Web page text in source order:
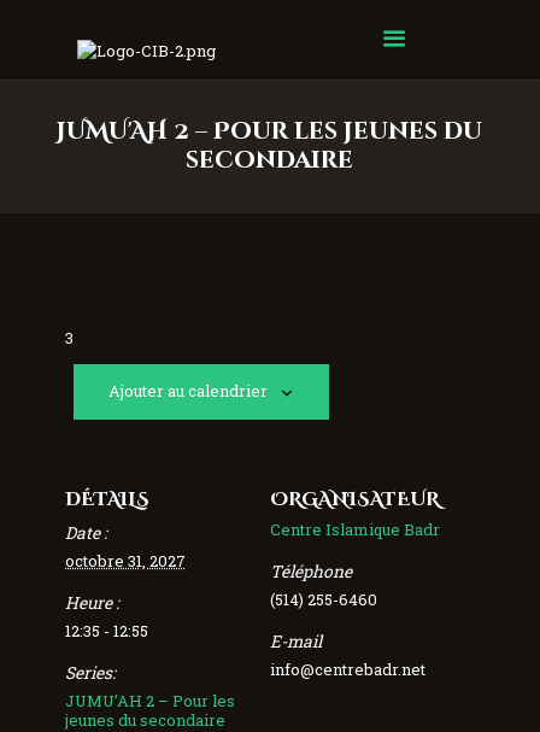
JUMU'AH 2 – Pour les jeunes du
secondaire
Centre Islamique Badr
3
Ajouter au calendrier
DÉTAILS
Date :
octobre 31, 2027
Heure :
12:35 - 12:55
Series:
JUMU’AH 2 – Pour les
jeunes du secondaire
ORGANISATEUR
Centre Islamique Badr
Téléphone
(514) 255-6460
E-mail
info@centrebadr.net